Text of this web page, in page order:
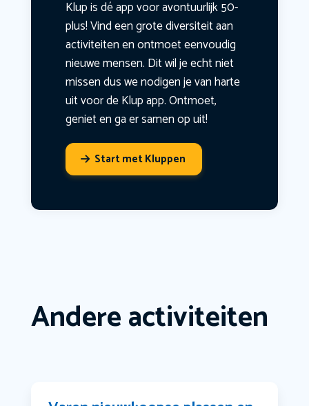
Klup is dé app voor avontuurlijk 50-
plus! Vind een grote diversiteit aan
activiteiten en ontmoet eenvoudig
nieuwe mensen. Dit wil je echt niet
missen dus we nodigen je van harte
uit voor de Klup app. Ontmoet,
geniet en ga er samen op uit!
Start met Kluppen
Andere activiteiten